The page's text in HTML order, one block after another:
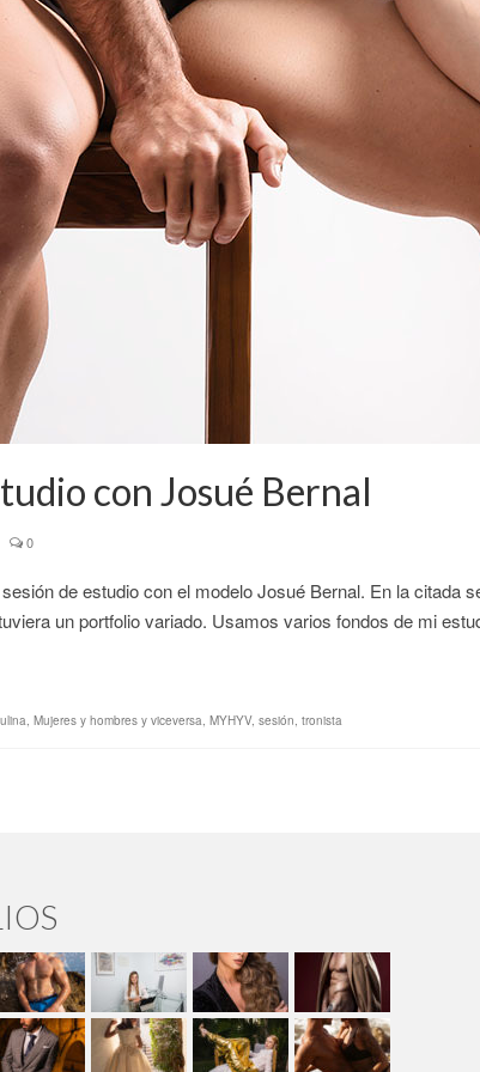
con Josué Bernal
0
de estudio con el modelo Josué Bernal. En la citada
un portfolio variado. Usamos varios fondos de mi
Mujeres y hombres y viceversa MYHYV, sesión tronista